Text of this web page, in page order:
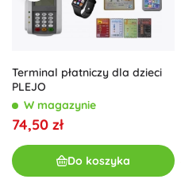
Terminal płatniczy dla dzieci
PLEJO
W magazynie
74,50 zł
Do koszyka